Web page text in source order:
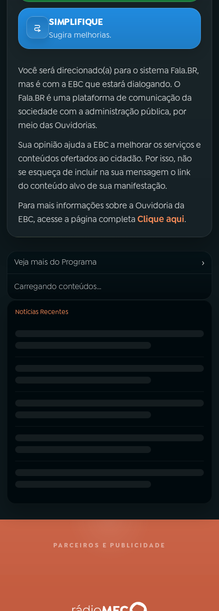
SIMPLIFIQUE
Sugira melhorias.
Você será direcionado(a) para o sistema Fala.BR,
mas é com a EBC que estará dialogando. O
Fala.BR é uma plataforma de comunicação da
sociedade com a administração pública, por
meio das Ouvidorias.
Sua opinião ajuda a EBC a melhorar os serviços e
conteúdos ofertados ao cidadão. Por isso, não
se esqueça de incluir na sua mensagem o link
do conteúdo alvo de sua manifestação.
Para mais informações sobre a Ouvidoria da
EBC, acesse a página completa Clique aqui.
Veja mais do Programa ›
Carregando conteúdos...
Notícias Recentes
PARCEIROS E PUBLICIDADE